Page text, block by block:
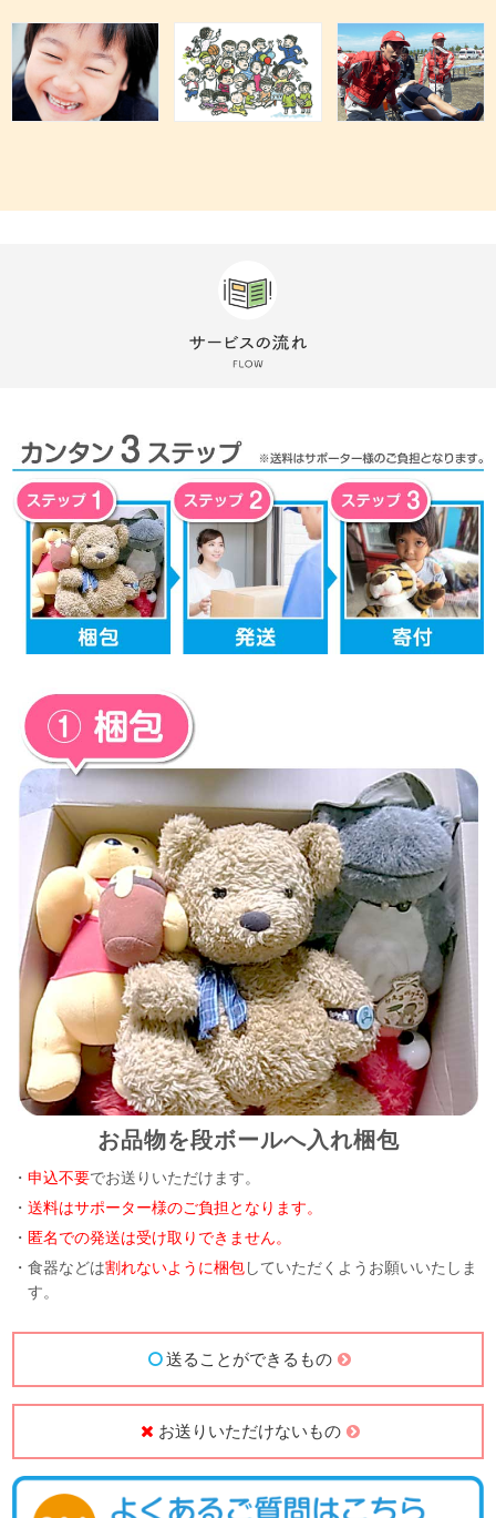
お品物を段ボールへ入れ梱包
・申込不要でお送りいただけます。
・送料はサポーター様のご負担となります。
・ 匿名での発送は受け取りできません。
・食器などは割れないように梱包していただくようお願いいたしま
す。
送ることができるもの
お送りいただけないもの